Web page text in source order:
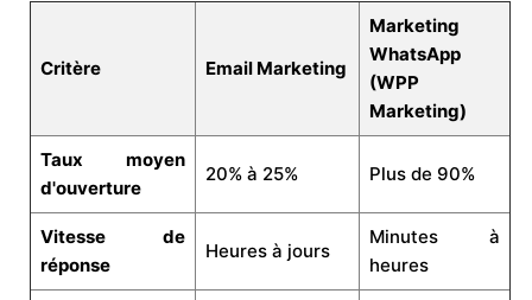
Critère Email Marketing
Marketing
WhatsApp
(WPP
Marketing)
Taux moyen
d'ouverture
20% à 25% Plus de 90%
Vitesse de
réponse
Heures à jours
Minutes à
heures